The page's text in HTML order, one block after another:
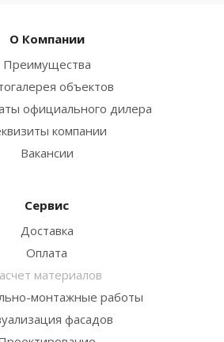
О Компании
Преимущества
объектов
официального дилера
компании
Вакансии
Сервис
Доставка
Оплата
материалов
монтажные работы
фасадов